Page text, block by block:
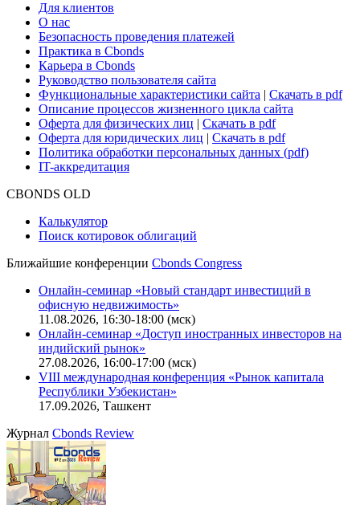
Для клиентов
О нас
Безопасность проведения платежей
Практика в Cbonds
Карьера в Cbonds
Руководство пользователя сайта
Функциональные характеристики сайта | Скачать в pdf
Описание процессов жизненного цикла сайта
Оферта для физических лиц | Скачать в pdf
Оферта для юридических лиц | Скачать в pdf
Политика обработки персональных данных (pdf)
IT-аккредитация
CBONDS OLD
Калькулятор
Поиск котировок облигаций
Ближайшие конференции Cbonds Congress
Онлайн-семинар «Новый стандарт инвестиций в
офисную недвижимость»
11.08.2026, 16:30-18:00 (мск)
Онлайн-семинар «Доступ иностранных инвесторов на
индийский рынок»
27.08.2026, 16:00-17:00 (мск)
VIII международная конференция «Рынок капитала
Республики Узбекистан»
17.09.2026, Ташкент
Журнал Cbonds Review